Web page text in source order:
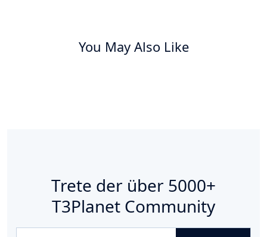
You May Also Like
Trete der über 5000+
T3Planet Community